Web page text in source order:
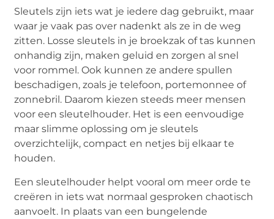
Sleutels zijn iets wat je iedere dag gebruikt, maar
waar je vaak pas over nadenkt als ze in de weg
zitten. Losse sleutels in je broekzak of tas kunnen
onhandig zijn, maken geluid en zorgen al snel
voor rommel. Ook kunnen ze andere spullen
beschadigen, zoals je telefoon, portemonnee of
zonnebril. Daarom kiezen steeds meer mensen
voor een sleutelhouder. Het is een eenvoudige
maar slimme oplossing om je sleutels
overzichtelijk, compact en netjes bij elkaar te
houden.
Een sleutelhouder helpt vooral om meer orde te
creëren in iets wat normaal gesproken chaotisch
aanvoelt. In plaats van een bungelende